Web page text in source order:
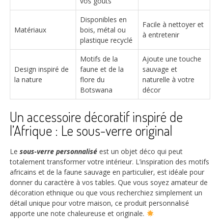
Matériaux
Disponibles en
bois, métal ou
plastique recyclé
Facile à nettoyer et
à entretenir
Design inspiré de
la nature
Motifs de la
faune et de la
flore du
Botswana
Ajoute une touche
sauvage et
naturelle à votre
décor
Un accessoire décoratif inspiré de
l’Afrique : Le sous-verre original
Le sous-verre personnalisé est un objet déco qui peut
totalement transformer votre intérieur. L’inspiration des motifs
africains et de la faune sauvage en particulier, est idéale pour
donner du caractère à vos tables. Que vous soyez amateur de
décoration ethnique ou que vous recherchiez simplement un
détail unique pour votre maison, ce produit personnalisé
apporte une note chaleureuse et originale.